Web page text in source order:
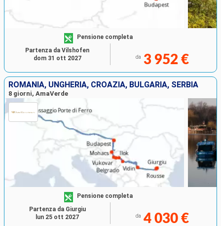
Pensione completa
da 3 952 €
Partenza da Vilshofen
dom 31 ott 2027
ROMANIA, UNGHERIA, CROAZIA, BULGARIA, SERBIA
8 giorni, AmaVerde
Pensione completa
da 4 030 €
Partenza da Giurgiu
lun 25 ott 2027